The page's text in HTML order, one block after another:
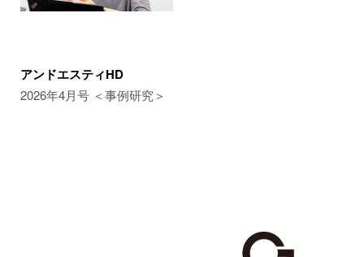
アンドエスティHD
2026年4月号 ＜事例研究＞